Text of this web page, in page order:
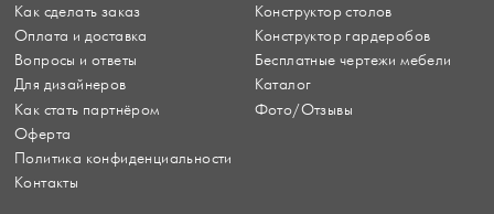
Как сделать заказ
Оплата и доставка
Вопросы и ответы
Для дизайнеров
Как стать партнёром
Оферта
Политика конфиденциальности
Контакты
Конструктор столов
Конструктор гардеробов
Бесплатные чертежи мебели
Каталог
Фото/Отзывы